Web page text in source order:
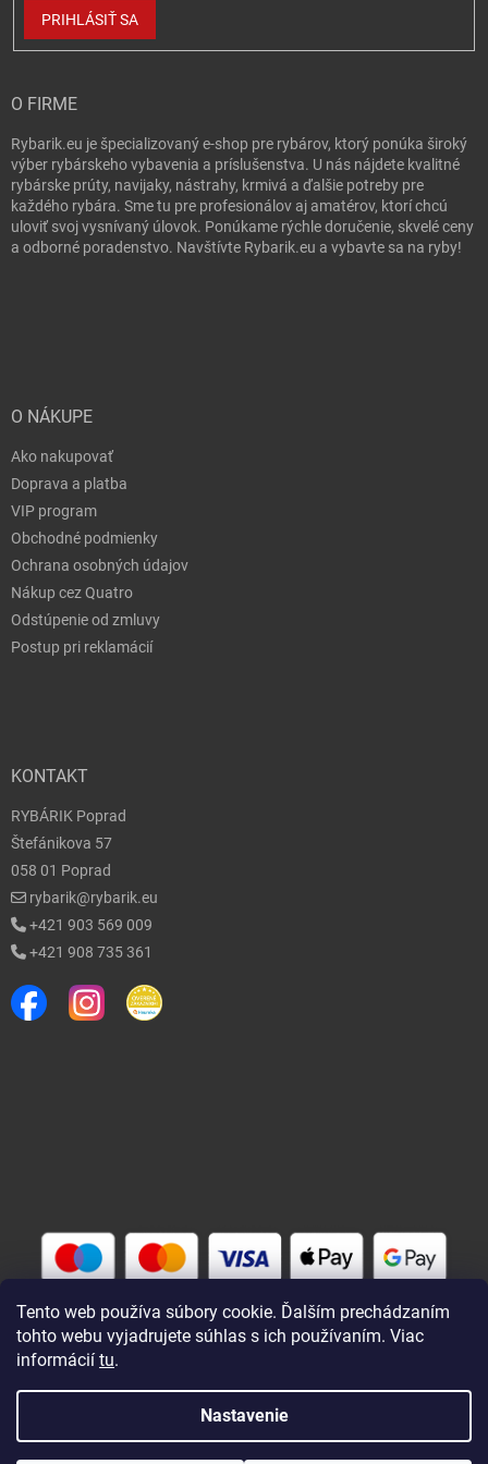
Tento web používa súbory cookie. Ďalším prechádzaním
tohto webu vyjadrujete súhlas s ich používaním. Viac
informácií tu.
Nastavenie
PRIHLÁSIŤ SA
O FIRME
Rybarik.eu je špecializovaný e-shop pre rybárov, ktorý ponúka široký
výber rybárskeho vybavenia a príslušenstva. U nás nájdete kvalitné
rybárske prúty, navijaky, nástrahy, krmivá a ďalšie potreby pre
každého rybára. Sme tu pre profesionálov aj amatérov, ktorí chcú
uloviť svoj vysnívaný úlovok. Ponúkame rýchle doručenie, skvelé ceny
a odborné poradenstvo. Navštívte Rybarik.eu a vybavte sa na ryby!
O NÁKUPE
Ako nakupovať
Doprava a platba
VIP program
Obchodné podmienky
Ochrana osobných údajov
Nákup cez Quatro
Odstúpenie od zmluvy
Postup pri reklamácií
KONTAKT
RYBÁRIK Poprad
Štefánikova 57
058 01 Poprad
rybarik@rybarik.eu
+421 903 569 009
+421 908 735 361